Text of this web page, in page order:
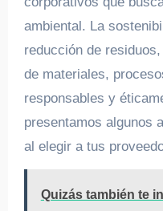
ambiental. La
reducción de
de materiales,
responsables y
presentamos algunos
al elegir a tus
Quizás también te